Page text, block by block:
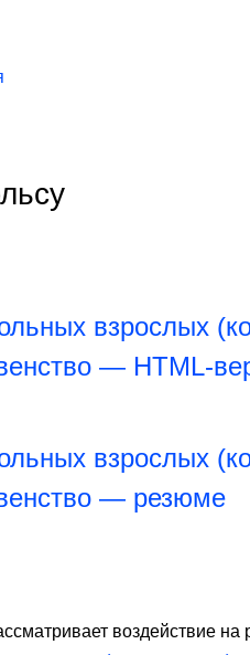
взрослых
— HTML-
взрослых
— резюме
воздействие на